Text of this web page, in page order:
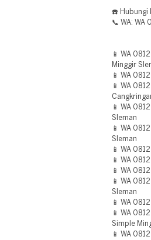
☎️ Hubungi
📞 WA: WA
📱 WA
Minggir
📱 WA
📱 WA
📱 WA
Sleman
📱 WA
Sleman
📱 WA
📱 WA
📱 WA
📱 WA
Sleman
📱 WA
📱 WA
Simple
📱 WA